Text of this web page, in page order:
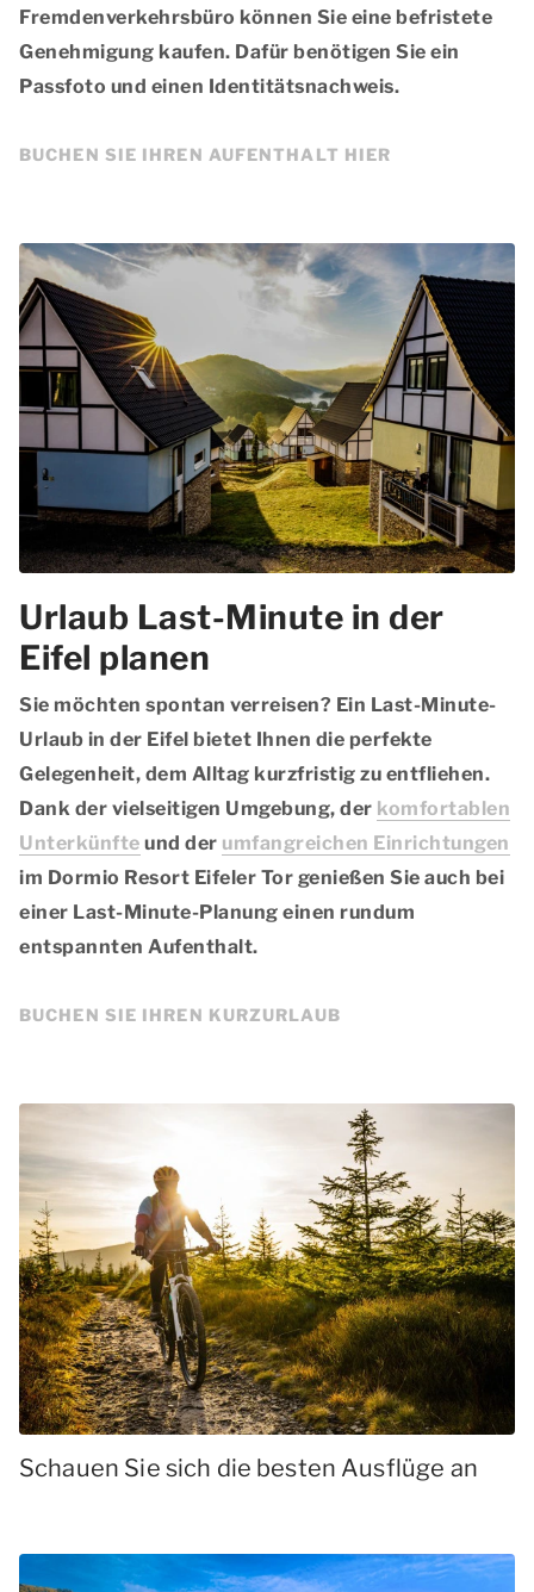
Fremdenverkehrsbüro können Sie eine befristete
Genehmigung kaufen. Dafür benötigen Sie ein
Passfoto und einen Identitätsnachweis.
BUCHEN SIE IHREN AUFENTHALT HIER
Urlaub Last-Minute in der
Eifel planen
Sie möchten spontan verreisen? Ein Last-Minute-
Urlaub in der Eifel bietet Ihnen die perfekte
Gelegenheit, dem Alltag kurzfristig zu entfliehen.
Dank der vielseitigen Umgebung, der komfortablen
Unterkünfte und der umfangreichen Einrichtungen
im Dormio Resort Eifeler Tor genießen Sie auch bei
einer Last-Minute-Planung einen rundum
entspannten Aufenthalt.
BUCHEN SIE IHREN KURZURLAUB
Schauen Sie sich die besten Ausflüge an